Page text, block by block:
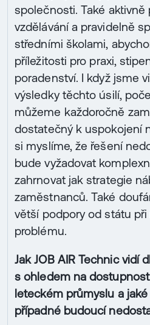
společnosti. Také
vzdělávání a pravidelně
středními školami,
příležitosti pro praxi,
poradenství. I když jsme
výsledky těchto úsilí,
můžeme každoročně
dostatečný k uspokojení
si myslíme, že řešení
bude vyžadovat
zahrnovat jak strategie
zaměstnanců. Také
větší podpory od státu
problému.
Jak JOB AIR Technic vidí
s ohledem na
leteckém průmyslu a
případné budoucí